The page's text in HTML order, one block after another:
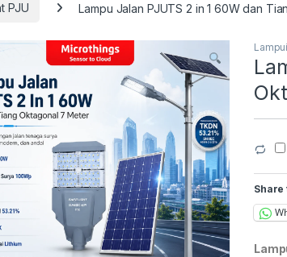
PJU Lampu Jalan PJUTS 2 in 1 60W dan
Share